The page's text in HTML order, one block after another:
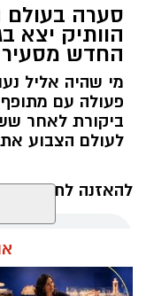
סערה בעולם
הוותיק יצא
החדש
מי שהיה אליל
פעולה עם
ביקורת לאחר
לעולם הצבוע
להאזנה לתוכן:
מערכת האתר / 09:35 07.08.26